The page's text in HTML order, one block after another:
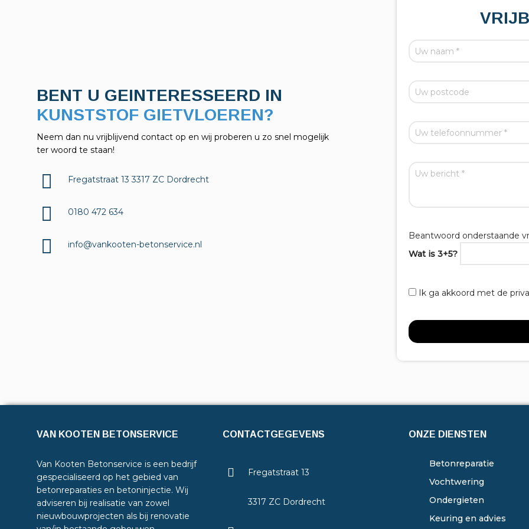
BENT U GEINTERESSEERD IN
KELDERAFDICHTINGEN?
Neem dan nu vrijblijvend contact op en wij proberen u zo snel mogelijk
ter woord te staan!
Fregatstraat 13 3317 ZC Dordrecht
0180 472 634
info@vankooten-betonservice.nl
Beantwoord onderstaande
Wat is 3+5?
Ik ga akkoord met de
VAN KOOTEN BETONSERVICE
Van Kooten Betonservice is een bedrijf
gespecialiseerd op het gebied van
betonreparaties en betoninjectie. Wij
adviseren bij realisatie van zowel
nieuwbouwprojecten als bij renovatie
CONTACTGEGEVENS
Fregatstraat 13
3317 ZC Dordrecht
ONZE DIENSTEN
Betonreparatie
Vochtwering
Ondergieten
Keuring en advies